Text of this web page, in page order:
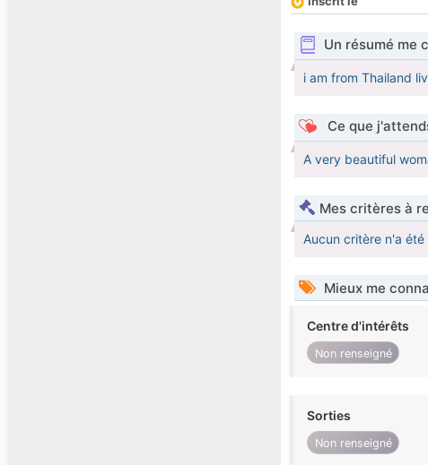
Un résumé me
i am from Thailand
Ce que
A very beautiful
Mes critères à
Aucun critère n'a été
Mieux me
Centre d'intérêts
Non renseigné
Sorties
Non renseigné